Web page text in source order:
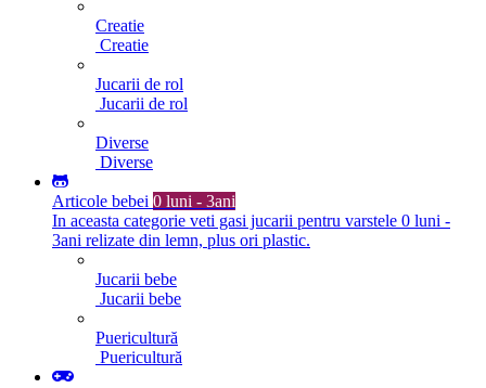
Creatie
Creatie
Jucarii de rol
Jucarii de rol
Diverse
Diverse
Articole bebei 0 luni - 3ani
In aceasta categorie veti gasi jucarii pentru varstele 0 luni -
3ani relizate din lemn, plus ori plastic.
Jucarii bebe
Jucarii bebe
Puericultură
Puericultură